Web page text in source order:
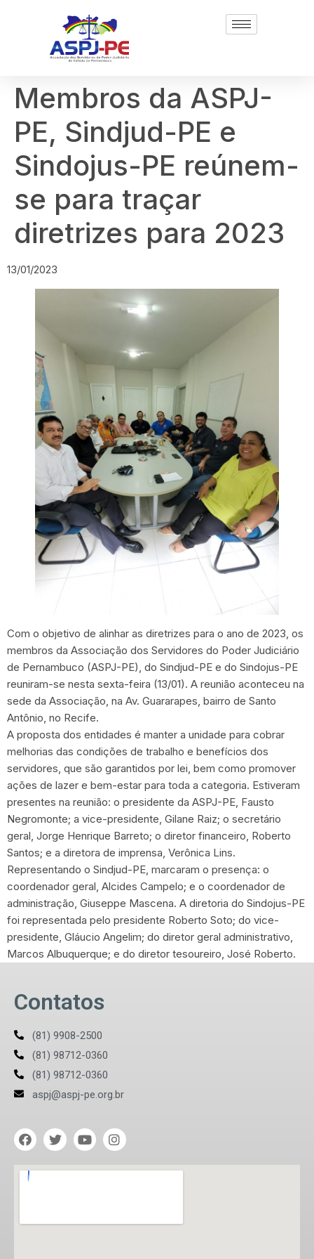
Membros da ASPJ-
PE, Sindjud-PE e
Sindojus-PE reúnem-
se para traçar
diretrizes para 2023
13/01/2023
Com o objetivo de alinhar as diretrizes para o ano de 2023, os
membros da Associação dos Servidores do Poder Judiciário
de Pernambuco (ASPJ-PE), do Sindjud-PE e do Sindojus-PE
reuniram-se nesta sexta-feira (13/01). A reunião aconteceu na
sede da Associação, na Av. Guararapes, bairro de Santo
Antônio, no Recife.
A proposta dos entidades é manter a unidade para cobrar
melhorias das condições de trabalho e benefícios dos
servidores, que são garantidos por lei, bem como promover
ações de lazer e bem-estar para toda a categoria. Estiveram
presentes na reunião: o presidente da ASPJ-PE, Fausto
Negromonte; a vice-presidente, Gilane Raiz; o secretário
geral, Jorge Henrique Barreto; o diretor financeiro, Roberto
Santos; e a diretora de imprensa, Verônica Lins.
Representando o Sindjud-PE, marcaram o presença: o
coordenador geral, Alcides Campelo; e o coordenador de
administração, Giuseppe Mascena. A diretoria do Sindojus-PE
foi representada pelo presidente Roberto Soto; do vice-
presidente, Gláucio Angelim; do diretor geral administrativo,
Marcos Albuquerque; e do diretor tesoureiro, José Roberto.
Contatos
(81) 9908-2500
(81) 98712-0360
(81) 98712-0360
aspj@aspj-pe.org.br